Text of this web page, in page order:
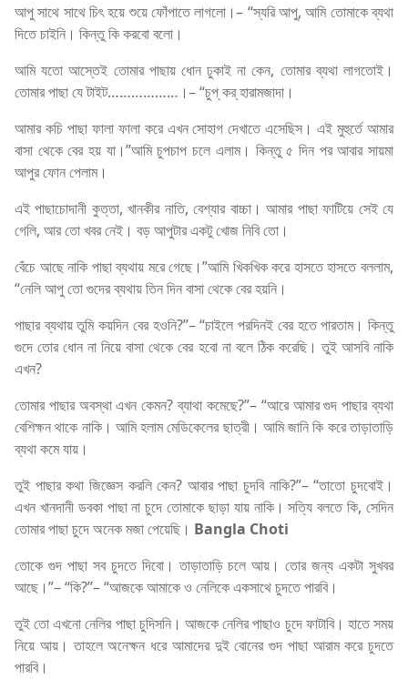
আপু সাথে সাথে চিৎ হয়ে শুয়ে ফোঁপাতে লাগলো।– “স্যরি আপু, আমি তোমাকে ব্যথা
দিতে চাইনি। কিন্তু কি করবো বলো।
আমি যতো আস্তেই তোমার পাছায় ধোন ঢুকাই না কেন, তোমার ব্যথা লাগতোই।
তোমার পাছা যে টাইট………………।– “চুপ্‌ কর্‌ হারামজাদা।
আমার কচি পাছা ফালা ফালা করে এখন সোহাগ দেখাতে এসেছিস। এই মুহুর্তে আমার
বাসা থেকে বের হয় যা।”আমি চুপচাপ চলে এলাম। কিন্তু ৫ দিন পর আবার সায়মা
আপুর ফোন পেলাম।
এই পাছাচোদানী কুত্তা, খানকীর নাতি, বেশ্যার বাচ্চা। আমার পাছা ফাটিয়ে সেই যে
গেলি, আর তো খবর নেই। বড় আপুটার একটু খোজ নিবি তো।
বেঁচে আছে নাকি পাছা ব্যথায় মরে গেছে।”আমি খিকখিক করে হাসতে হাসতে বললাম,
“নেলি আপু তো গুদের ব্যথায় তিন দিন বাসা থেকে বের হয়নি।
পাছার ব্যথায় তুমি কয়দিন বের হওনি?”– “চাইলে পরদিনই বের হতে পারতাম। কিন্তু
গুদে তোর ধোন না নিয়ে বাসা থেকে বের হবো না বলে ঠিক করেছি। তুই আসবি নাকি
এখন?
তোমার পাছার অবস্থা এখন কেমন? ব্যাথা কমেছে?”– “আরে আমার গুদ পাছার ব্যথা
বেশিক্ষন থাকে নাকি। আমি হলাম মেডিকেলের ছাত্রী। আমি জানি কি করে তাড়াতাড়ি
ব্যথা কমে যায়।
তুই পাছার কথা জিজ্ঞেস করলি কেন? আবার পাছা চুদবি নাকি?”– “তাতো চুদবোই।
এখন খানদানী ডবকা পাছা না চুদে তোমাকে ছাড়া যায় নাকি। সত্যি বলতে কি, সেদিন
তোমার পাছা চুদে অনেক মজা পেয়েছি। Bangla Choti
তোকে গুদ পাছা সব চুদতে দিবো। তাড়াতাড়ি চলে আয়। তোর জন্য একটা সুখবর
আছে।”– “কি?”– “আজকে আমাকে ও নেলিকে একসাথে চুদতে পারবি।
তুই তো এখনো নেলির পাছা চুদিসনি। আজকে নেলির পাছাও চুদে ফাটাবি। হাতে সময়
নিয়ে আয়। তাহলে অনেক্ষন ধরে আমাদের দুই বোনের গুদ পাছা আরাম করে চুদতে
পারবি।